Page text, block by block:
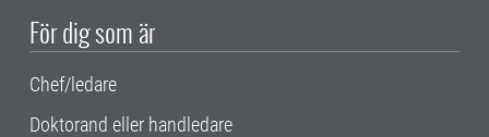
För dig som är
Chef/ledare
Doktorand eller handledare